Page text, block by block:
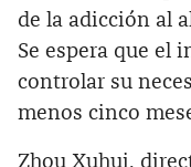
de la adicción al
Se espera que el
controlar su
menos cinco
Zhou Xuhui,